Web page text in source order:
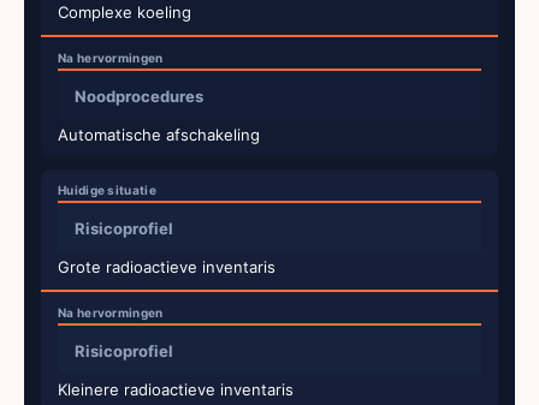
Complexe koeling
Noodprocedures
Automatische afschakeling
Risicoprofiel
Grote radioactieve inventaris
Risicoprofiel
Kleinere radioactieve inventaris